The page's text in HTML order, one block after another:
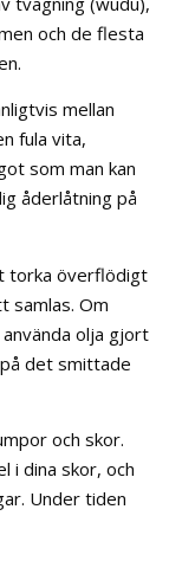
och de flesta
mellan
fula vita,
som man kan
åderlåtning på
torka överflödigt
samlas. Om
olja gjort
det smittade
och skor.
i dina skor, och
Under tiden